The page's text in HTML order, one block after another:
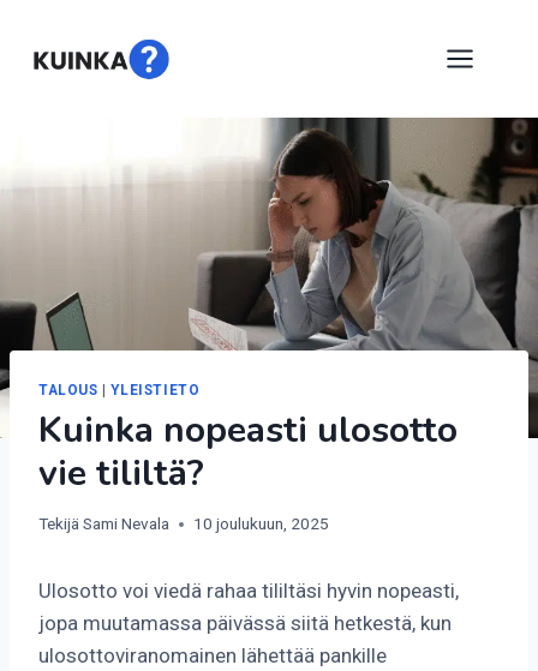
sisältöön
TALOUS |YLEISTIETO
Kuinka nopeasti ulosotto
vie tililtä?
Tekijä Sami Nevala 10 joulukuun, 2025
Ulosotto voi viedä rahaa tililtäsi hyvin nopeasti,
jopa muutamassa päivässä siitä hetkestä, kun
ulosottoviranomainen lähettää pankille